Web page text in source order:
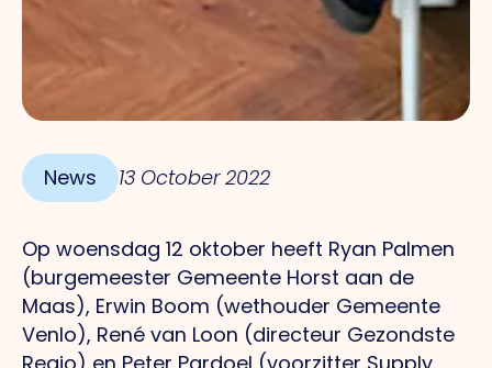
News 13 October 2022
Op woensdag 12 oktober heeft Ryan Palmen
(burgemeester Gemeente Horst aan de
Maas), Erwin Boom (wethouder Gemeente
Venlo), René van Loon (directeur Gezondste